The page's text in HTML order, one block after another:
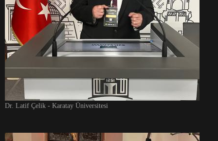
Dr. Latif Çelik - Karatay Üniversitesi